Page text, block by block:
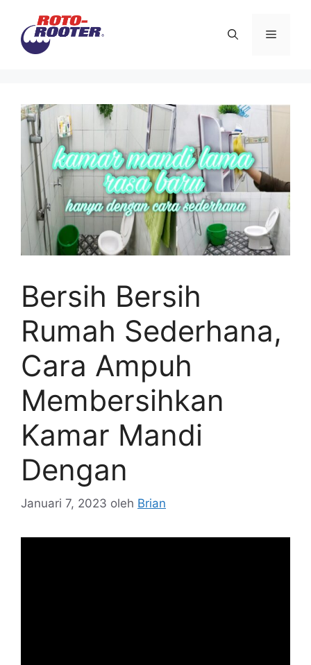
Menu
Bersih Bersih
Rumah Sederhana,
Cara Ampuh
Membersihkan
Kamar Mandi
Dengan
Januari 7, 2023 oleh Brian